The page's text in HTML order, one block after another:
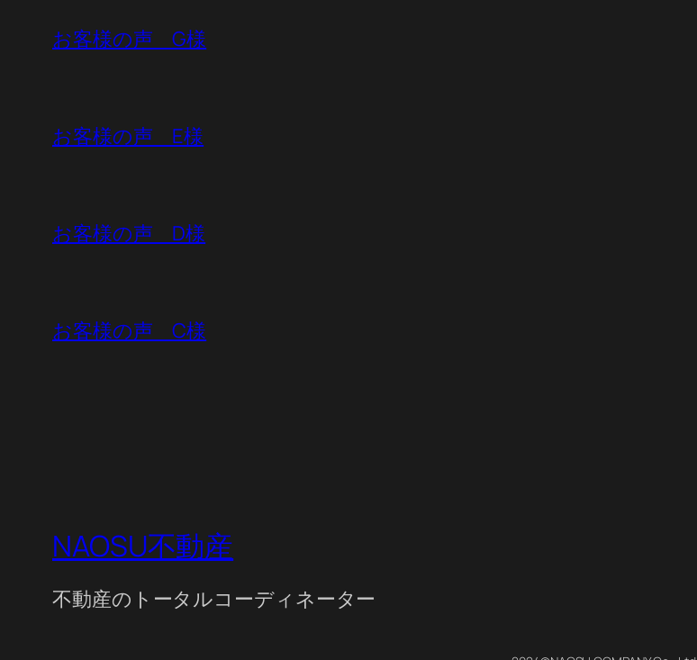
お客様の声 G様
お客様の声 E様
お客様の声 D様
お客様の声 C様
NAOSU不動産
不動産のトータルコーディネーター